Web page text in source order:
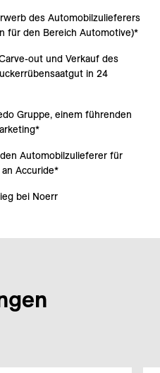
des Automobilzulieferers
für den Bereich Automotive)*
out und Verkauf des
in 24
Gruppe, einem führenden
Automobilzulieferer für
Accuride*
bei Noerr